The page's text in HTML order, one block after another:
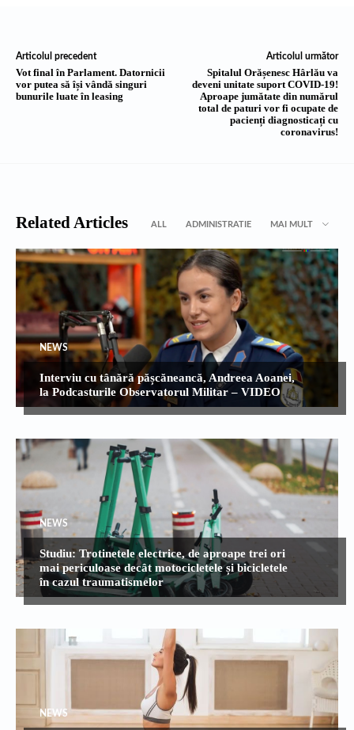
Articolul precedent
Vot final în Parlament. Datornicii
vor putea să își vândă singuri
bunurile luate în leasing
Articolul următor
Spitalul Orășenesc Hârlău va
deveni unitate suport COVID-19!
Aproape jumătate din numărul
total de paturi vor fi ocupate de
pacienți diagnosticați cu
coronavirus!
Related Articles ALL ADMINISTRATIE MAI MULT
NEWS
Interviu cu tânără pășcăneancă, Andreea Aoanei,
la Podcasturile Observatorul Militar – VIDEO
NEWS
Studiu: Trotinetele electrice, de aproape trei ori
mai periculoase decât motocicletele și bicicletele
în cazul traumatismelor
NEWS